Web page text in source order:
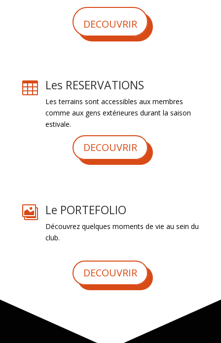
DECOUVRIR
 Les RESERVATIONS
Les terrains sont accessibles aux membres
comme aux gens extérieures durant la saison
estivale.
DECOUVRIR
 Le PORTEFOLIO
Découvrez quelques moments de vie au sein du
club.
DECOUVRIR